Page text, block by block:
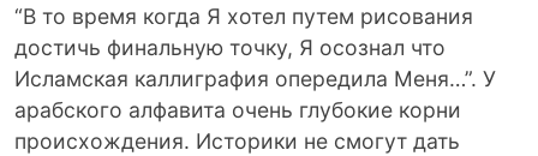
“В то время когда Я хотел путем рисования
достичь финальную точку, Я осознал что
Исламская каллиграфия опередила Меня…”. У
арабского алфавита очень глубокие корни
происхождения. Историки не смогут дать